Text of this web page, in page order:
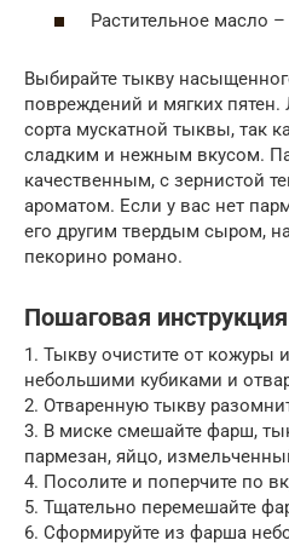
Растительное масло
Выбирайте тыкву
повреждений и мягких пятен.
сорта мускатной тыквы, так
сладким и нежным вкусом.
качественным, с зернистой
ароматом. Если у вас нет
его другим твердым сыром,
пекорино романо.
Пошаговая
1. Тыкву очистите от кожуры
небольшими кубиками и
2. Отваренную тыкву
3. В миске смешайте фарш,
пармезан, яйцо,
4. Посолите и поперчите по
5. Тщательно перемешайте
6. Сформируйте из фарша